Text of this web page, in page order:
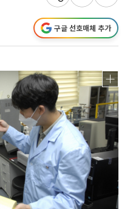
구글 선호매체 추가